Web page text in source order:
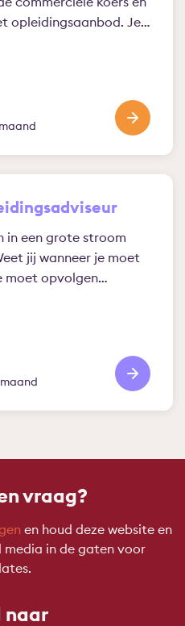
opleidingsaanbod. Je…
in een grote stroom
jij wanneer je moet
moet opvolgen…
vraag?
en houd deze website en
media in de gaten voor
naar